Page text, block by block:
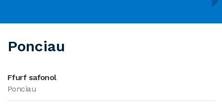
Ponciau
Ffurf safonol
Ponciau